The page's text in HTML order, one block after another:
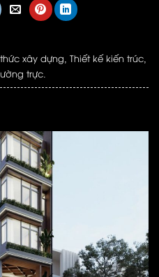
xây dựng, Thiết kế kiến trúc,
trực.